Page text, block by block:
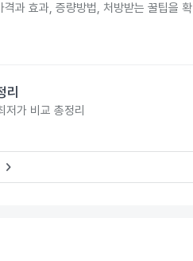
과 효과, 증량방법, 처방받는 꿀팁을 확
리
가 비교 총정리
keyboard_arrow_right